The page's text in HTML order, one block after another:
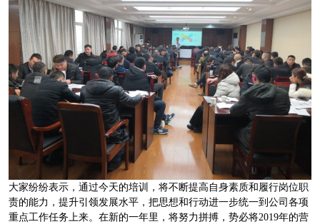
大家纷纷表示，通过今天的培训，将不断提高自身素质和履行岗位职
责的能力，提升引领发展水平，把思想和行动进一步统一到公司各项
重点工作任务上来。在新的一年里，将努力拼搏，势必将2019年的营